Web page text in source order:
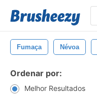
Fumaça Névoa
Ordenar por:
Melhor Resultados